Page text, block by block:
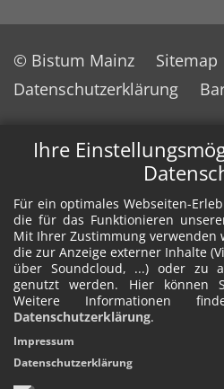
Ihre
Für ein optimales Webseiten-
die für das Funktionieren
Mit Ihrer Zustimmung verwenden
die zur Anzeige externer Inhalte
über Soundcloud, ...) oder zu
genutzt werden. Hier können
Weitere Informationen
Datenschutzerklärung.
Impressum
Datenschutzerklärung
© Bistum Mainz Sitemap
Datenschutzerklärung